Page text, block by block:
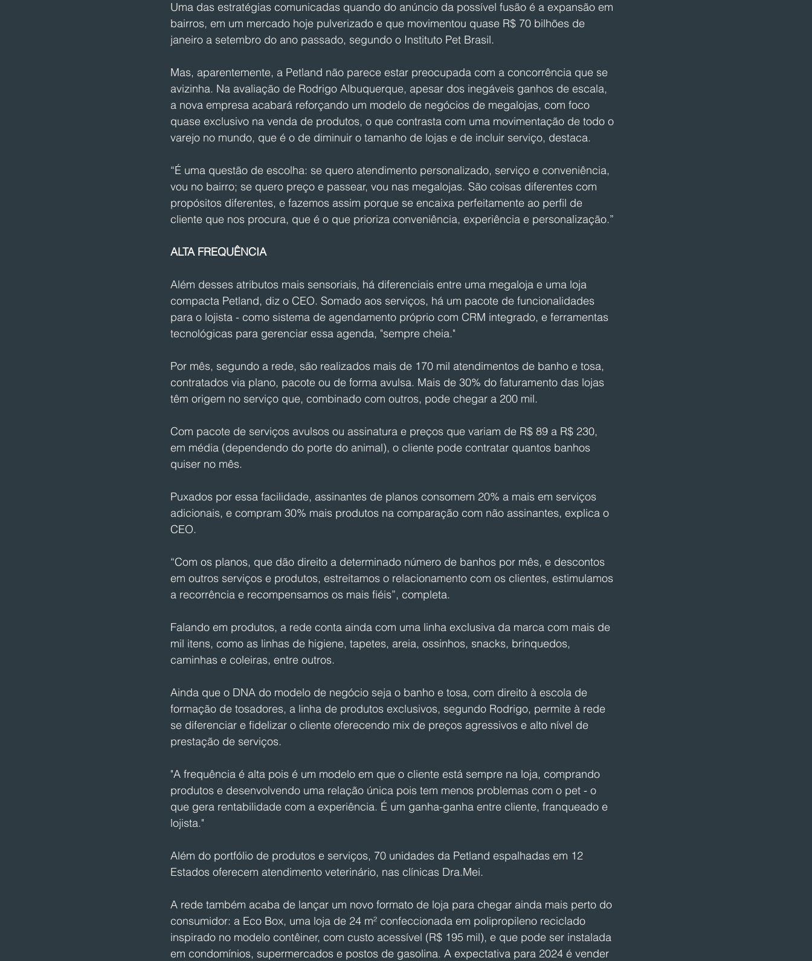
Uma das estratégias comunicadas quando do anúncio da possível fusão é a expansão em
bairros, em um mercado hoje pulverizado e que movimentou quase R$ 70 bilhões de
janeiro a setembro do ano passado, segundo o Instituto Pet Brasil.
Mas, aparentemente, a Petland não parece estar preocupada com a concorrência que se
avizinha. Na avaliação de Rodrigo Albuquerque, apesar dos inegáveis ganhos de escala,
a nova empresa acabará reforçando um modelo de negócios de megalojas, com foco
quase exclusivo na venda de produtos, o que contrasta com uma movimentação de todo o
varejo no mundo, que é o de diminuir o tamanho de lojas e de incluir serviço, destaca.
“É uma questão de escolha: se quero atendimento personalizado, serviço e conveniência,
vou no bairro; se quero preço e passear, vou nas megalojas. São coisas diferentes com
propósitos diferentes, e fazemos assim porque se encaixa perfeitamente ao perfil de
cliente que nos procura, que é o que prioriza conveniência, experiência e personalização.”
ALTA FREQUÊNCIA
Além desses atributos mais sensoriais, há diferenciais entre uma megaloja e uma loja
compacta Petland, diz o CEO. Somado aos serviços, há um pacote de funcionalidades
para o lojista - como sistema de agendamento próprio com CRM integrado, e ferramentas
tecnológicas para gerenciar essa agenda, "sempre cheia."
Por mês, segundo a rede, são realizados mais de 170 mil atendimentos de banho e tosa,
contratados via plano, pacote ou de forma avulsa. Mais de 30% do faturamento das lojas
têm origem no serviço que, combinado com outros, pode chegar a 200 mil.
Com pacote de serviços avulsos ou assinatura e preços que variam de R$ 89 a R$ 230,
em média (dependendo do porte do animal), o cliente pode contratar quantos banhos
quiser no mês.
Puxados por essa facilidade, assinantes de planos consomem 20% a mais em serviços
adicionais, e compram 30% mais produtos na comparação com não assinantes, explica o
CEO.
“Com os planos, que dão direito a determinado número de banhos por mês, e descontos
em outros serviços e produtos, estreitamos o relacionamento com os clientes, estimulamos
a recorrência e recompensamos os mais fiéis”, completa.
Falando em produtos, a rede conta ainda com uma linha exclusiva da marca com mais de
mil itens, como as linhas de higiene, tapetes, areia, ossinhos, snacks, brinquedos,
caminhas e coleiras, entre outros.
Ainda que o DNA do modelo de negócio seja o banho e tosa, com direito à escola de
formação de tosadores, a linha de produtos exclusivos, segundo Rodrigo, permite à rede
se diferenciar e fidelizar o cliente oferecendo mix de preços agressivos e alto nível de
prestação de serviços.
"A frequência é alta pois é um modelo em que o cliente está sempre na loja, comprando
produtos e desenvolvendo uma relação única pois tem menos problemas com o pet - o
que gera rentabilidade com a experiência. É um ganha-ganha entre cliente, franqueado e
lojista."
Além do portfólio de produtos e serviços, 70 unidades da Petland espalhadas em 12
Estados oferecem atendimento veterinário, nas clínicas Dra.Mei.
A rede também acaba de lançar um novo formato de loja para chegar ainda mais perto do
consumidor: a Eco Box, uma loja de 24 m² confeccionada em polipropileno reciclado
inspirado no modelo contêiner, com custo acessível (R$ 195 mil), e que pode ser instalada
em condomínios, supermercados e postos de gasolina. A expectativa para 2024 é vender